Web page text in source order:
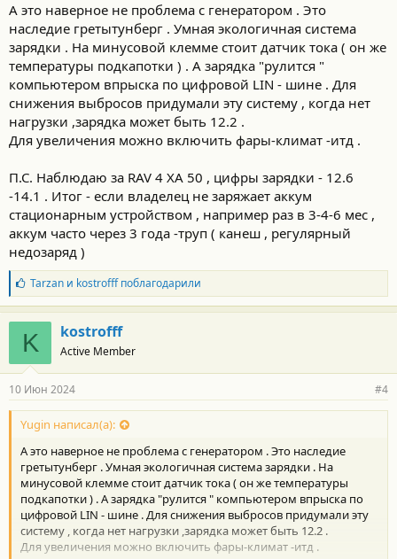
А это наверное не проблема с генератором . Это
наследие гретытунберг . Умная экологичная система
зарядки . На минусовой клемме стоит датчик тока ( он же
температуры подкапотки ) . А зарядка "рулится "
компьютером впрыска по цифровой LIN - шине . Для
снижения выбросов придумали эту систему , когда нет
нагрузки ,зарядка может быть 12.2 .
Для увеличения можно включить фары-климат -итд .
П.С. Наблюдаю за RAV 4 XA 50 , цифры зарядки - 12.6
-14.1 . Итог - если владелец не заряжает аккум
стационарным устройством , например раз в 3-4-6 мес ,
аккум часто через 3 года -труп ( канеш , регулярный
недозаряд )
Б
л
а
г
о
д
а
н
о
с
и
:
Tarzanи kostrofffпоблагодарили
K kostrofff
Active Member
10 Июн 2024 #4
Yugin написал(а):
А это наверное не проблема с генератором . Это наследие
гретытунберг . Умная экологичная система зарядки . На
минусовой клемме стоит датчик тока ( он же температуры
подкапотки ) . А зарядка "рулится " компьютером впрыска по
цифровой LIN - шине . Для снижения выбросов придумали эту
систему , когда нет нагрузки ,зарядка может быть 12.2 .
Для увеличения можно включить фары-климат -итд .